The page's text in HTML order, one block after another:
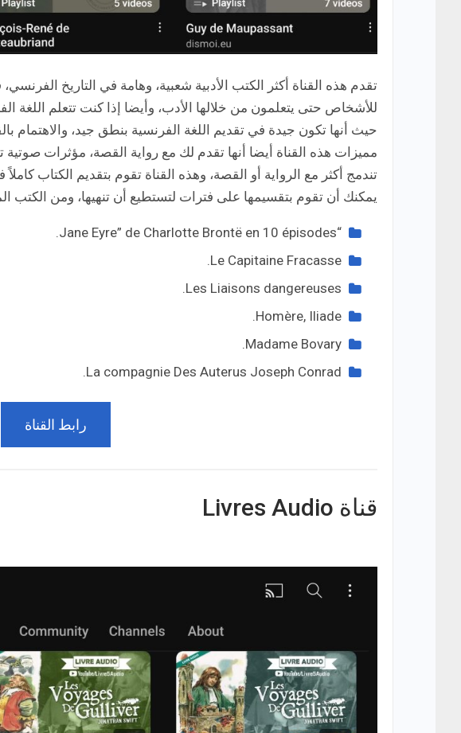
تقدم هذه القناة أكثر الكتب الأدبية شعبية، وهامة في التاريخ
للأشخاص حتى يتعلمون من خلالها الأدب، وأيضا إذا كنت تتعلم اللغة
حيث أنها تكون جيدة في تقديم اللغة الفرنسية بنطق جيد، والاهتمام
مميزات هذه القناة أيضا أنها تقدم لك مع رواية القصة، مؤثرات
تندمج أكثر مع الرواية أو القصة، وهذه القناة تقوم بتقديم الكتاب
يمكنك أن تقوم بتقسيمها على فترات لتستطيع أن تنهيها، ومن الكتب
“Jane Eyre” de Charlotte Brontë en 10 épisodes.
Le Capitaine Fracasse.
Les Liaisons dangereuses.
Homère, Iliade.
Madame Bovary.
La compagnie Des Auterus Joseph Conrad.
رابط القناة
قناة Livres Audio